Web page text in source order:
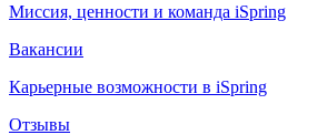
Миссия, ценности и команда iSpring
Вакансии
Карьерные возможности в iSpring
Отзывы